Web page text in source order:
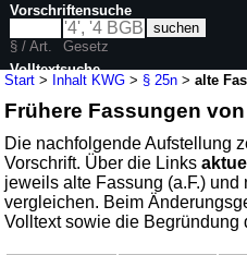
Start > Inhalt KWG > § 25n >alte
Frühere Fassungen
Die nachfolgende Aufstellung
Vorschrift. Über die Linksaktuell
jeweils alte Fassung (a.F.) und
vergleichen. Beim
Volltext sowie die Begründung
Vorschriftensuche
§ / Art.
Gesetz
Volltextsuche
nur in KWG